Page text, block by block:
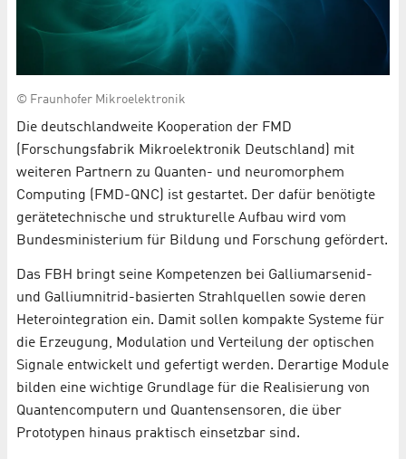
© Fraunhofer Mikroelektronik
Die deutschlandweite Kooperation der FMD
(Forschungsfabrik Mikroelektronik Deutschland) mit
weiteren Partnern zu Quanten- und neuromorphem
Computing (FMD-QNC) ist gestartet. Der dafür benötigte
gerätetechnische und strukturelle Aufbau wird vom
Bundesministerium für Bildung und Forschung gefördert.
Das FBH bringt seine Kompetenzen bei Galliumarsenid-
und Galliumnitrid-basierten Strahlquellen sowie deren
Heterointegration ein. Damit sollen kompakte Systeme für
die Erzeugung, Modulation und Verteilung der optischen
Signale entwickelt und gefertigt werden. Derartige Module
bilden eine wichtige Grundlage für die Realisierung von
Quantencomputern und Quantensensoren, die über
Prototypen hinaus praktisch einsetzbar sind.